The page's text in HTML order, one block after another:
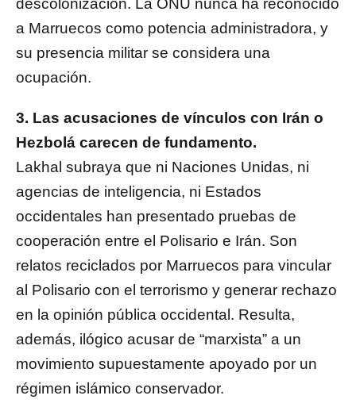
a Marruecos como potencia administradora, y
su presencia militar se considera una
ocupación.
3. Las acusaciones de vínculos con Irán o
Hezbolá carecen de fundamento.
Lakhal subraya que ni Naciones Unidas, ni
agencias de inteligencia, ni Estados
occidentales han presentado pruebas de
cooperación entre el Polisario e Irán. Son
relatos reciclados por Marruecos para vincular
al Polisario con el terrorismo y generar rechazo
en la opinión pública occidental. Resulta,
además, ilógico acusar de “marxista” a un
movimiento supuestamente apoyado por un
régimen islámico conservador.